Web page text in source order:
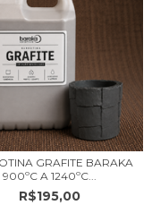
GRAFITE BARAKA
900ºC A 1240ºC...
R$195,00